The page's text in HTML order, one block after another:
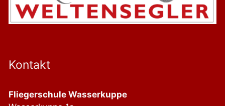
Kontakt
Fliegerschule Wasserkuppe